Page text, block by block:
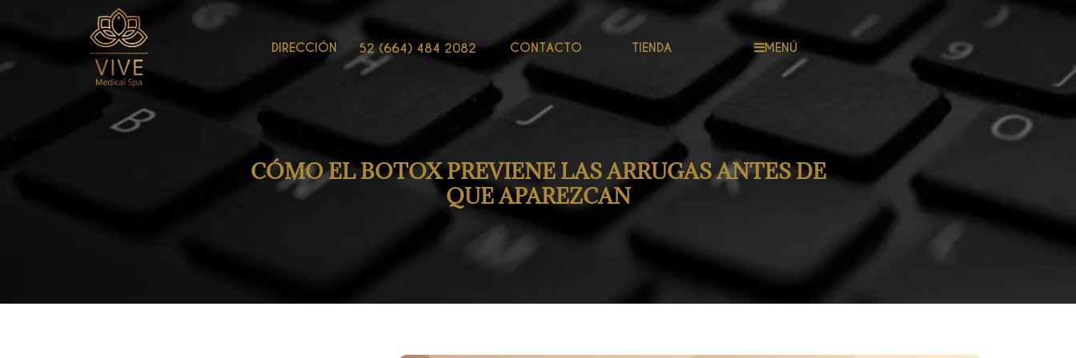
DIRECCIÓN 52 (664) 484 2082 CONTACTO TIENDA MENÚ
CÓMO EL BOTOX PREVIENE LAS ARRUGAS ANTES DE
QUE APAREZCAN